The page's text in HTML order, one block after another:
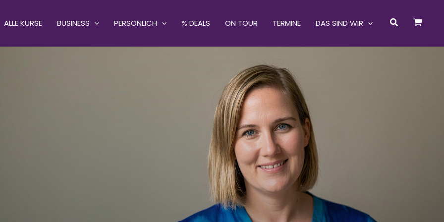
ALLE KURSE BUSINESS PERSÖNLICH % DEALS ON TOUR TERMINE DAS SIND WIR Suchen